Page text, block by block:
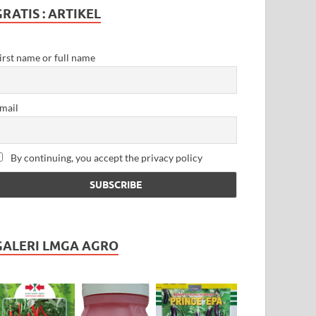
: ARTIKEL
name or full name
By continuing, you accept the privacy policy
LMGA AGRO